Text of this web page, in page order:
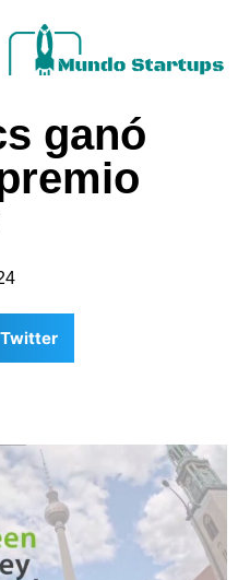
ganó
Twitter